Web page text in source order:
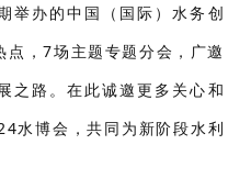
举办的中国（国际）水务创
，7场主题专题分会，广邀
之路。在此诚邀更多关心和
水博会，共同为新阶段水利